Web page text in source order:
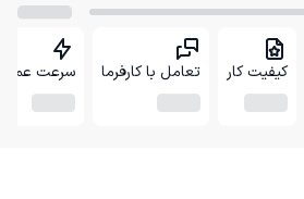
کیفیت کار تعامل با کارفرما سرعت عمل